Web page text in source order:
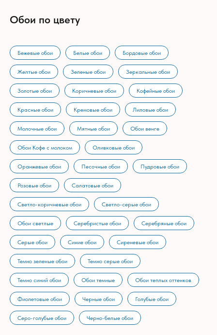
Обои по цвету
Бежевые обои Белые обои Бордовые обои
Желтые обои Зеленые обои Зеркальные обои
Золотые обои Коричневые обои Кофейные обои
Красные обои Кремовые обои Лиловые обои
Молочные обои Мятные обои Обои венге
Обои Кофе с молоком Оливковые обои
Оранжевые обои Песочные обои Пудровые обои
Розовые обои Салатовые обои
Светло-коричневые обои Светло-серые обои
Обои светлые Серебристые обои Серебряные обои
Серые обои Синие обои Сиреневые обои
Темно зеленые обои Темно серые обои
Темно синий обои Обои темные Обои теплых оттенков
Фиолетовые обои Черные обои Голубые обои
Серо-голубые обои Черно-белые обои